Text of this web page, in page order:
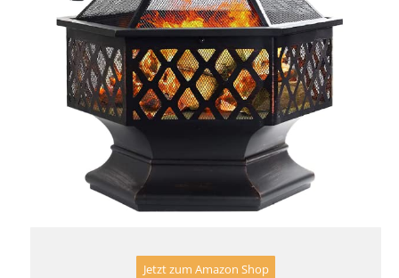
Jetzt zum Amazon Shop